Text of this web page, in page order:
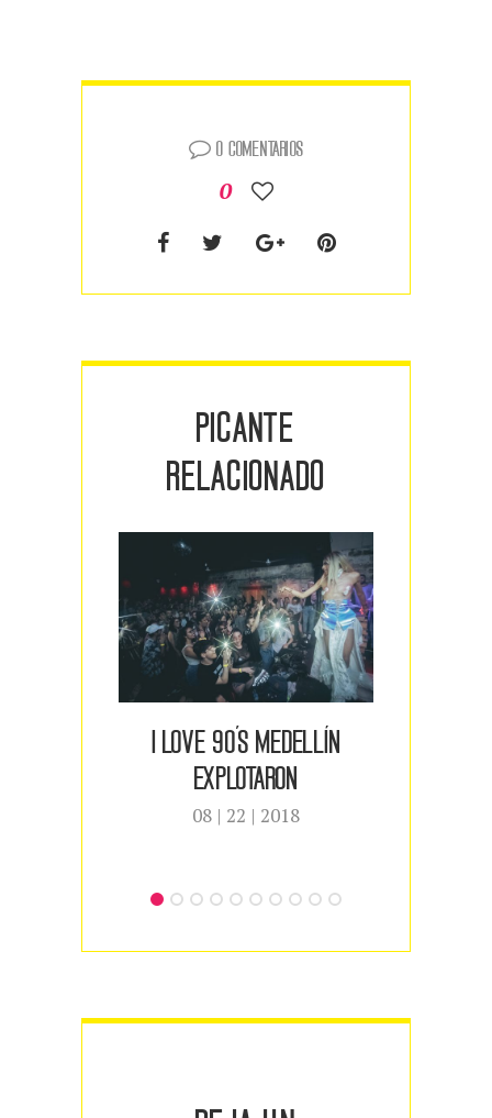
0 comentarios
0
PICANTE
RELACIONADO
I Love 90´s Medellín
explotaron
08 | 22 | 2018